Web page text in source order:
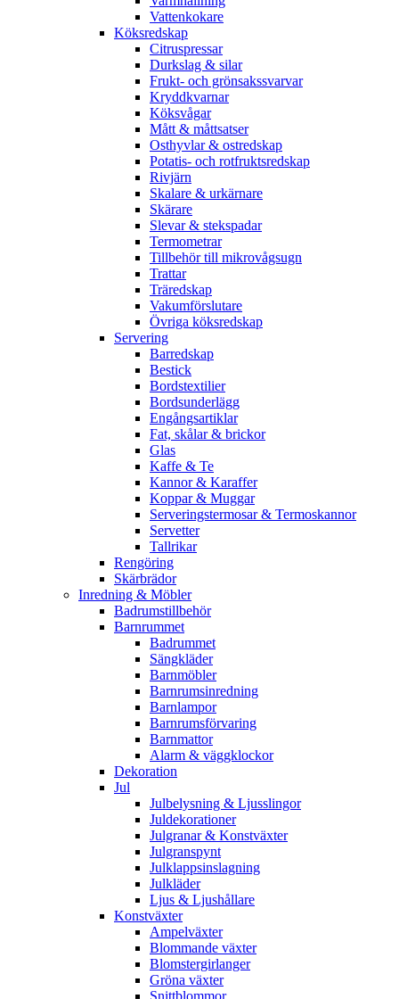
Vattenkokare
Köksredskap
Citruspressar
Durkslag & silar
Frukt- och grönsakssvarvar
Kryddkvarnar
Köksvågar
Mått & måttsatser
Osthyvlar & ostredskap
Potatis- och rotfruktsredskap
Rivjärn
Skalare & urkärnare
Skärare
Slevar & stekspadar
Termometrar
Tillbehör till mikrovågsugn
Trattar
Träredskap
Vakumförslutare
Övriga köksredskap
Servering
Barredskap
Bestick
Bordstextilier
Bordsunderlägg
Engångsartiklar
Fat, skålar & brickor
Glas
Kaffe & Te
Kannor & Karaffer
Koppar & Muggar
Serveringstermosar & Termoskannor
Servetter
Tallrikar
Rengöring
Skärbrädor
Inredning & Möbler
Badrumstillbehör
Barnrummet
Badrummet
Sängkläder
Barnmöbler
Barnrumsinredning
Barnlampor
Barnrumsförvaring
Barnmattor
Alarm & väggklockor
Dekoration
Jul
Julbelysning & Ljusslingor
Juldekorationer
Julgranar & Konstväxter
Julgranspynt
Julklappsinslagning
Julkläder
Ljus & Ljushållare
Konstväxter
Ampelväxter
Blommande växter
Blomstergirlanger
Gröna växter
Snittblommor